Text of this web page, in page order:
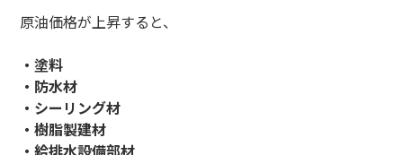
原油価格が上昇すると、
・塗料
・防水材
・シーリング材
・樹脂製建材
・給排水設備部材